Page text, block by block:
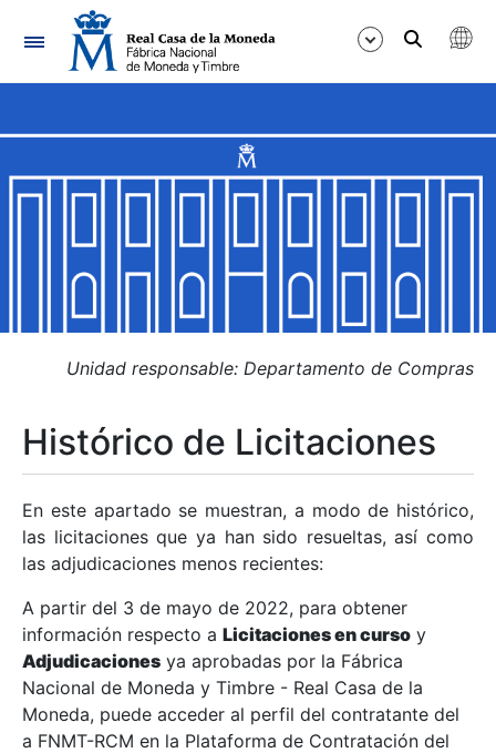
Navegación
Mostrar/Ocultar
Mostrar/Ocultar
Mostrar/Ocultar
Mostrar/Ocultar
Mostrar/Ocultar
Mostrar/Ocultar
Unidad responsable: Departamento de Compras
Histórico de Licitaciones
En este apartado se muestran, a modo de histórico,
las licitaciones que ya han sido resueltas, así como
las adjudicaciones menos recientes:
A partir del 3 de mayo de 2022, para obtener
información respecto a Licitaciones en curso y
Adjudicaciones ya aprobadas por la Fábrica
Nacional de Moneda y Timbre - Real Casa de la
Moneda, puede acceder al perfil del contratante del
a FNMT-RCM en la Plataforma de Contratación del